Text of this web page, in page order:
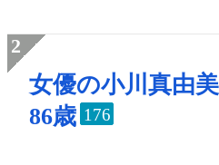
女優の小川真由
86歳 176